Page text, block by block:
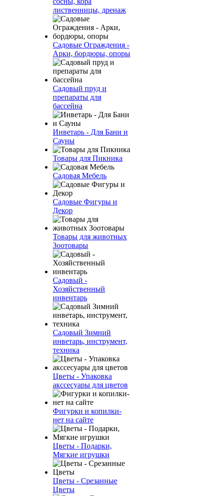
лиственницы, дренаж
Садовые Ограждения -
Арки, бордюры, опоры
Садовый пруд и
препараты для
бассейна
Инветарь - Для Бани и
Сауны
Товары для Пикника
Садовая Мебель
Садовые Фигуры и
Декор
Товары для животных
Зоотовары
Садовый -
Хозяйственный
инвентарь
Садовый Зимний
инветарь, инструмент,
техника
Цветы - Упаковка
акссесуары для цветов
Фигурки и копилки-
нет на сайте
Цветы - Подарки,
Мягкие игрушки
Цветы - Срезанные
Цветы